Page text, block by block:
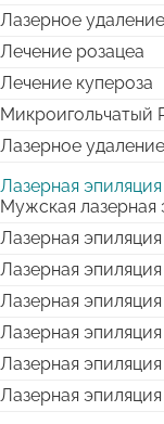
Лазерное
Лечение розацеа
Лечение купероза
Микроигольчатый
Лазерное
Лазерная эпиляция
Мужская лазерная
Лазерная
Лазерная эпиляция
Лазерная
Лазерная
Лазерная
Лазерная